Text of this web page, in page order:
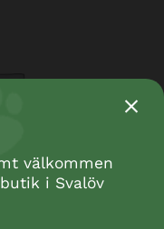
välkommen
i Svalöv